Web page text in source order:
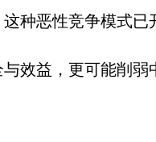
种恶性竞争模式
效益，更可能削